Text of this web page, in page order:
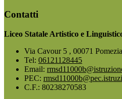
Contatti
Liceo Statale Artistico e
Via Cavour 5 , 00071
Tel: 06121128445
Email:
PEC:
C.F.: 80238270583